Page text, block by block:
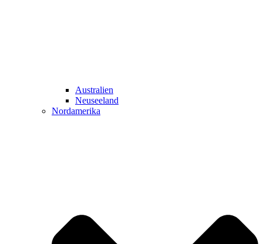
Australien
Neuseeland
Nordamerika